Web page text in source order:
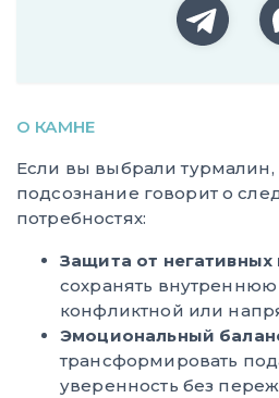
О КАМНЕ
Если вы выбрали
подсознание говорит о
потребностях:
Защита от негативных
сохранять
конфликтной или
Эмоциональный
трансформировать
уверенность без